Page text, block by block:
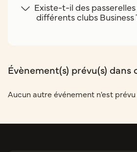
Existe-t-il des
différents clubs Business
Évènement(s) prévu(s) dans
Aucun autre événement n'est